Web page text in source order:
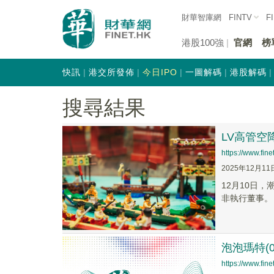
財華智庫網 FINTV
港股100強 官網 榜
快訊 港交所發佈 今日IPO 一圖解碼 港股解碼
搜尋結果
LV高管空
https://
2025年12月11
12月10日，
非執行董事。
泡泡瑪特
https://